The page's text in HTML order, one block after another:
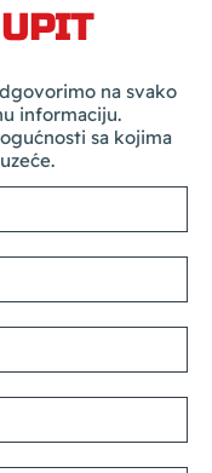
na svako
informaciju.
sa kojima